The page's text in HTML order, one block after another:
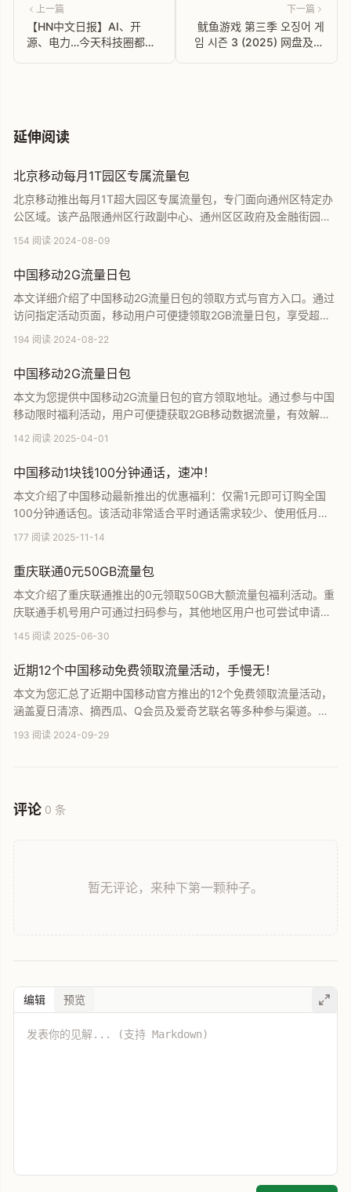
上一篇
【HN中文日报】AI、开
源、电力…今天科技圈都炸
下一篇
鱿鱼游戏 第三季 오징어 게
임 시즌 3 (2025) 网盘及在
延伸阅读
北京移动每月1T园区专属流量包
北京移动推出每月1T超大园区专属流量包，专门面向通州区特定办
公区域。该产品限通州区行政副中心、通州区区政府及金融街园中
园区域内使用，采用锁基站技术保障园区专属网络体验。通过官方
心政务及商务区用户的优质上网选择。
154 阅读·2024-08-09
中国移动2G流量日包
本文详细介绍了中国移动2G流量日包的领取方式与官方入口。通过
访问指定活动页面，移动用户可便捷领取2GB流量日包，享受超值
流量福利。内容涵盖活动参与详情及领取流程，旨在帮助用户快速
不容错过的流量优惠指南。
194 阅读·2024-08-22
中国移动2G流量日包
本文为您提供中国移动2G流量日包的官方领取地址。通过参与中国
移动限时福利活动，用户可便捷获取2GB移动数据流量，有效解决
手机流量不足的燃眉之急。页面包含详细的领取链接及操作指引，
户必备的流量省钱攻略。
142 阅读·2025-04-01
中国移动1块钱100分钟通话，速冲！
本文介绍了中国移动最新推出的优惠福利：仅需1元即可订购全国
100分钟通话包。该活动非常适合平时通话需求较少、使用低月租
套餐的老用户及偶尔有异地通话需求的群体。文中提供了直接参与
可错过的省钱羊毛攻略。
177 阅读·2025-11-14
重庆联通0元50GB流量包
本文介绍了重庆联通推出的0元领取50GB大额流量包福利活动。重
庆联通手机号用户可通过扫码参与，其他地区用户也可尝试申请。
文章提供了活动详情及领取方式，帮助联通用户免费获取额外移动
145 阅读·2025-06-30
近期12个中国移动免费领取流量活动，手慢无！
本文为您汇总了近期中国移动官方推出的12个免费领取流量活动，
涵盖夏日清凉、摘西瓜、Q会员及爱奇艺联名等多种参与渠道。中
国移动用户通过点击指定链接或参与微信互动，即可快速获取丰厚
193 阅读·2024-09-29
评论 0 条
暂无评论，来种下第一颗种子。
编辑 预览